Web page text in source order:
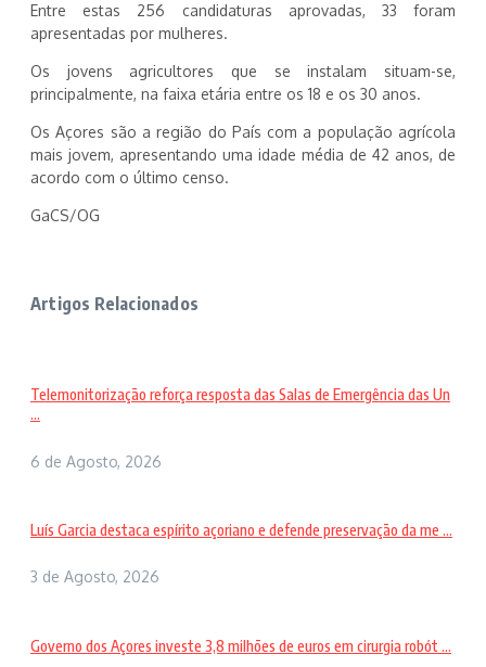
Entre estas 256 candidaturas aprovadas, 33 foram
apresentadas por mulheres.
Os jovens agricultores que se instalam situam-se,
principalmente, na faixa etária entre os 18 e os 30 anos.
Os Açores são a região do País com a população agrícola
mais jovem, apresentando uma idade média de 42 anos, de
acordo com o último censo.
GaCS/OG
Artigos Relacionados
Telemonitorização reforça resposta das Salas de Emergência das Un
...
6 de Agosto, 2026
Luís Garcia destaca espírito açoriano e defende preservação da me ...
3 de Agosto, 2026
Governo dos Açores investe 3,8 milhões de euros em cirurgia robót ...